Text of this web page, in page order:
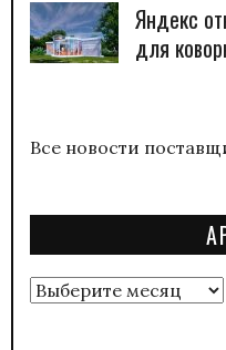
Яндекс
для
Все новости
Архивы